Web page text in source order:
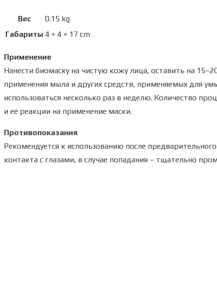
Вес
0.15 kg
Габариты 4 × 4 × 17 cm
Применение
Нанести биомаску на чистую кожу лица, оставить на
применения мыла и других средств, применяемых для
использоваться несколько раз в неделю. Количество
и ее реакции на применение маски.
Противопоказания
Рекомендуется к использованию после
контакта с глазами, в случае попадания – тщательно